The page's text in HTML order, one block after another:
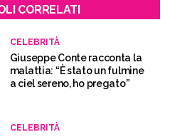
CORRELATI
CELEBRITÀ
Giuseppe Conte racconta la
malattia: “È stato un fulmine
a ciel sereno, ho pregato”
CELEBRITÀ